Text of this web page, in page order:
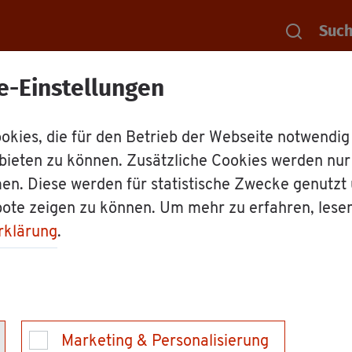
Einstellungen
die für den Betrieb der Webseite
zu können. Zusätzliche Cookies werden
Diese werden für statistische Zwecke genutzt
zeigen zu können. Um mehr zu erfahren,
.
Marketing & Personalisierung
Rat­haus Dienst­leis­tun­gen
(BEJ) -
und sind be­rufs­schul­pflich­tig? Sie haben noch
einen Aus­bil­dungs­platz ver­bes­sern? Dann